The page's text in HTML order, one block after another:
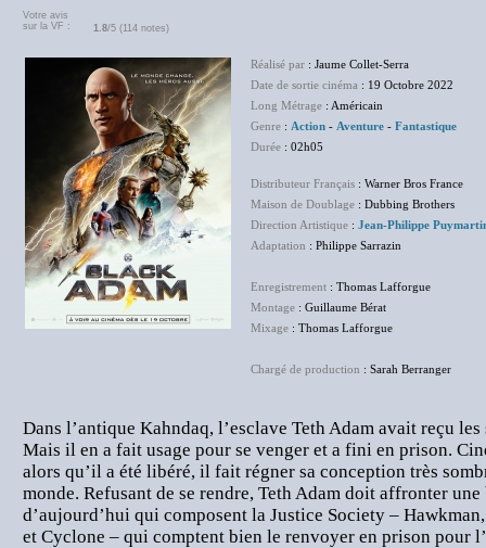
Votre avis
sur la VF :
1.8/5 (114 notes)
Réalisé par : Jaume Collet-Serra
Date de sortie cinéma : 19 Octobre 2022
Long Métrage : Américain
Genre : Action - Aventure - Fantastique
Durée : 02h05
Distributeur Français : Warner Bros France
Maison de Doublage : Dubbing Brothers
Direction Artistique : Jean-Philippe
Adaptation : Philippe Sarrazin
Enregistrement : Thomas Lafforgue
Montage : Guillaume Bérat
Mixage : Thomas Lafforgue
Chargé de production : Sarah Berranger
Dans l’antique Kahndaq, l’esclave Teth Adam avait reçu
Mais il en a fait usage pour se venger et a fini en prison.
alors qu’il a été libéré, il fait régner sa conception très
monde. Refusant de se rendre, Teth Adam doit affronter une
d’aujourd’hui qui composent la Justice Society –
et Cyclone – qui comptent bien le renvoyer en prison pour